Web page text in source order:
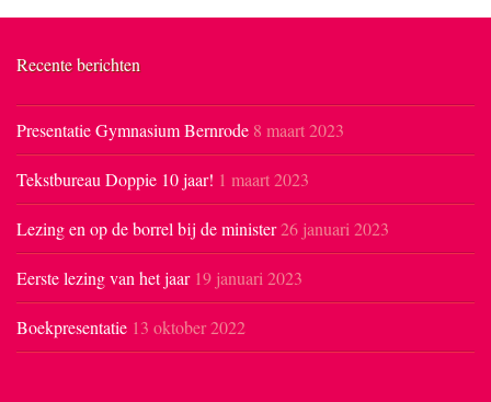
Recente berichten
Presentatie Gymnasium Bernrode 8 maart 2023
Tekstbureau Doppie 10 jaar! 1 maart 2023
Lezing en op de borrel bij de minister26 januari 2023
Eerste lezing van het jaar 19 januari 2023
Boekpresentatie 13 oktober 2022